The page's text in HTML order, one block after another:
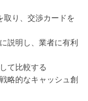
取り、交渉カードを
説明し、業者に有利
て比較する
略的なキャッシュ創